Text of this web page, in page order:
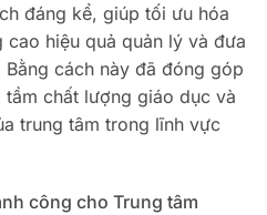
đáng kể, giúp tối ưu hóa
hiệu quả quản lý và đưa
cách này đã đóng góp
chất lượng giáo dục và
trung tâm trong lĩnh vực